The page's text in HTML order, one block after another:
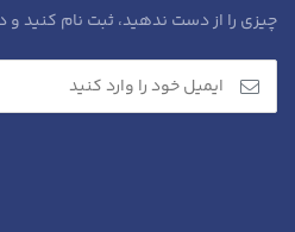
چیزی را از دست ندهید، ثبت نام کنید